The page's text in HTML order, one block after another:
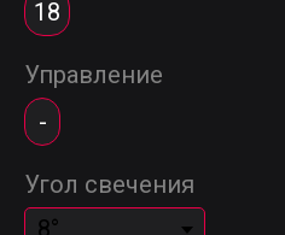
18
Управление
-
Угол свечения